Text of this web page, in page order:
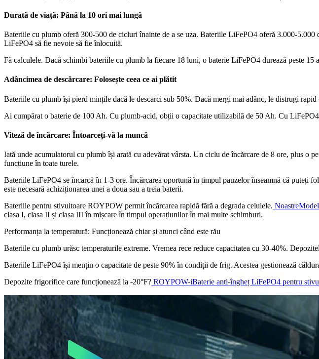
Durată de viață: Până la 10 ori mai lungă
Bateriile cu plumb oferă 300-500 de cicluri înainte de a se uza. Bateriile LiFePO4 oferă 3.000-
LiFePO4 să fie nevoie să fie înlocuită.
Fă calculele. Dacă schimbi bateriile cu plumb la fiecare 18 luni, o baterie LiFePO4 durează peste 15
Adâncimea de descărcare: Folosește ceea ce ai plătit
Bateriile cu plumb își pierd mințile dacă le descarci sub 50%. Dacă mergi mai adânc, le distrugi
Ai cumpărat o baterie de 100 Ah. Cu plumb-acid, obții o capacitate utilizabilă de 50 Ah. Cu
Viteză de încărcare: Întoarceți-vă la muncă
Iată unde acumulatorul cu plumb își arată cu adevărat vârsta. Un ciclu de încărcare de 8 ore, plus
funcțiune în toate turele.
Bateriile LiFePO4 se încarcă în 1-3 ore. Încărcarea oportună în timpul pauzelor înseamnă că puteți
este necesară achiziționarea unei a doua sau a treia baterii.
Bateriile pentru stivuitoare ROYPOW permit încărcarea rapidă fără a degrada celulele. Noastre
clasa I, clasa II și clasa III în mișcare în timpul operațiunilor în mai multe schimburi.
Performanța la temperatură: Funcționează chiar și atunci când este rău
Bateriile cu plumb urăsc temperaturile extreme. Vremea rece reduce capacitatea cu 30-40%.
Bateriile LiFePO4 își mențin o capacitate de peste 90% în condiții de frig. Acestea gestionează
Depozite frigorifice care funcționează la -20°F? ROYPOW-iBaterie anti-îngheț LiFePO4 pentru